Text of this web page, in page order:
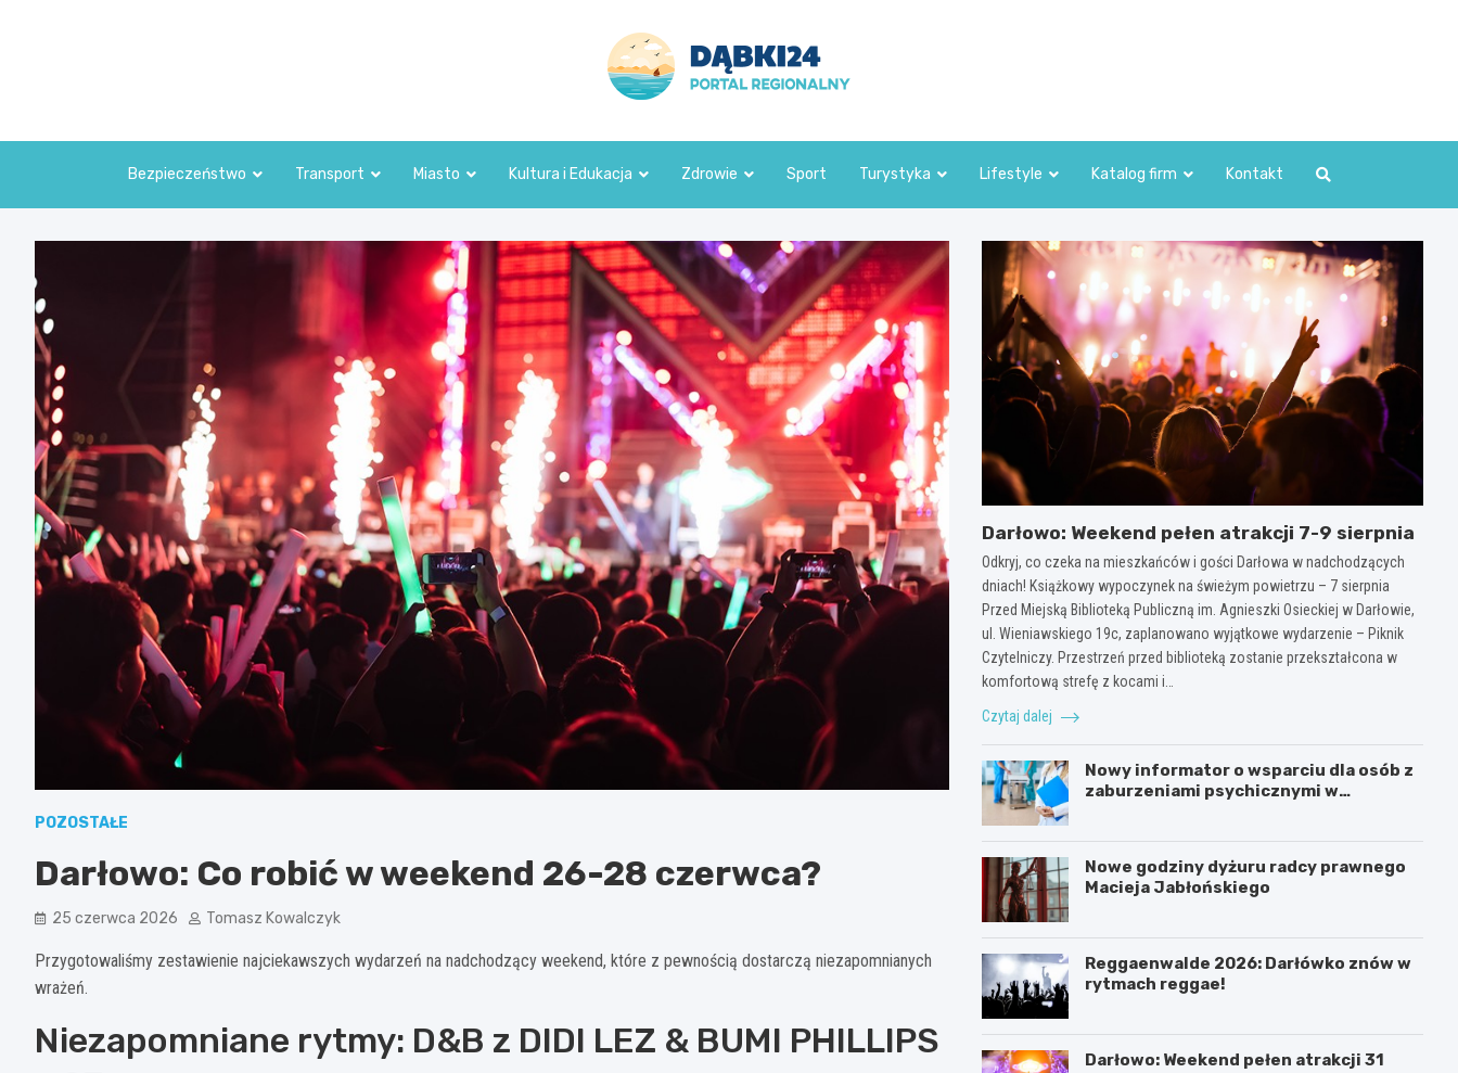
dabki24.pl
Bezpieczeństwo Transport Miasto Kultura i Edukacja Zdrowie Sport Turystyka Lifestyle Katalog firm Kontakt
POZOSTAŁE
Darłowo: Co robić w weekend 26-28 czerwca?
25 czerwca 2026 Tomasz Kowalczyk
Przygotowaliśmy zestawienie najciekawszych wydarzeń na nadchodzący weekend, które z pewnością dostarczą niezapomnianych
wrażeń.
Niezapomniane rytmy: D&B z DIDI LEZ & BUMI PHILLIPS
Darłowo: Weekend pełen atrakcji 7-9 sierpnia
Odkryj, co czeka na mieszkańców i gości Darłowa w nadchodzących
dniach! Książkowy wypoczynek na świeżym powietrzu – 7 sierpnia
Przed Miejską Biblioteką Publiczną im. Agnieszki Osieckiej w Darłowie,
ul. Wieniawskiego 19c, zaplanowano wyjątkowe wydarzenie – Piknik
Czytelniczy. Przestrzeń przed biblioteką zostanie przekształcona w
komfortową strefę z kocami i…
Czytaj dalej
Nowy informator o wsparciu dla osób z
zaburzeniami psychicznymi w
Nowe godziny dyżuru radcy prawnego
Macieja Jabłońskiego
Reggaenwalde 2026: Darłówko znów w
rytmach reggae!
Darłowo: Weekend pełen atrakcji 31